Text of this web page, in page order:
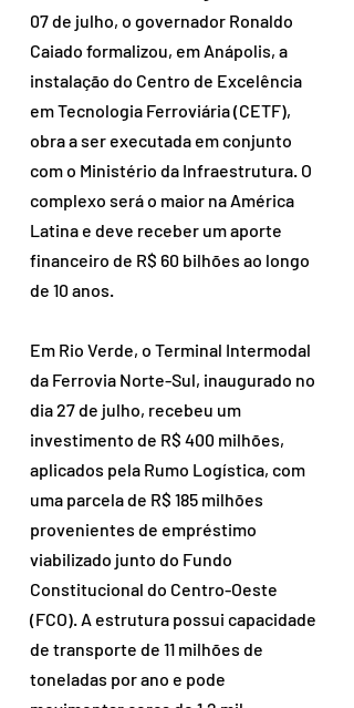
07 de julho, o governador Ronaldo
Caiado formalizou, em Anápolis, a
instalação do Centro de Excelência
em Tecnologia Ferroviária (CETF),
obra a ser executada em conjunto
com o Ministério da Infraestrutura. O
complexo será o maior na América
Latina e deve receber um aporte
financeiro de R$ 60 bilhões ao longo
de 10 anos.
Em Rio Verde, o Terminal Intermodal
da Ferrovia Norte-Sul, inaugurado no
dia 27 de julho, recebeu um
investimento de R$ 400 milhões,
aplicados pela Rumo Logística, com
uma parcela de R$ 185 milhões
provenientes de empréstimo
viabilizado junto do Fundo
Constitucional do Centro-Oeste
(FCO). A estrutura possui capacidade
de transporte de 11 milhões de
toneladas por ano e pode